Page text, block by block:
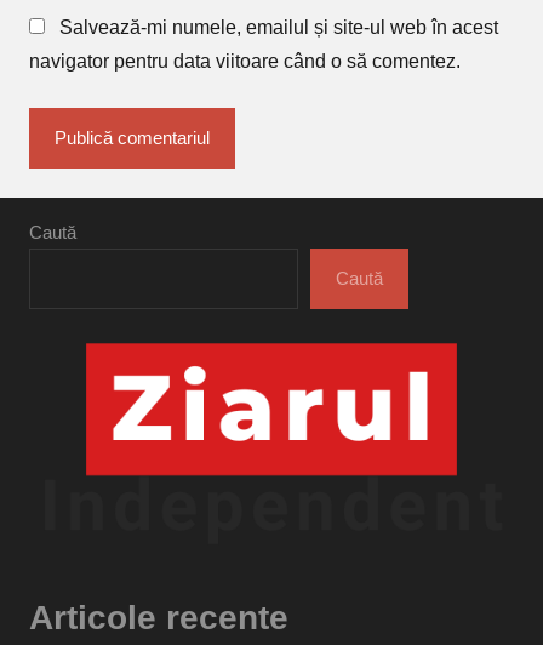
Salvează-mi numele, emailul și site-ul web în acest
navigator pentru data viitoare când o să comentez.
Caută
Caută
Articole recente